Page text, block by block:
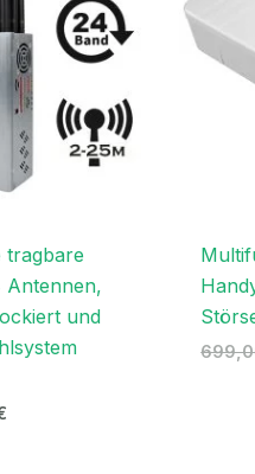
tragbare
Antennen,
und